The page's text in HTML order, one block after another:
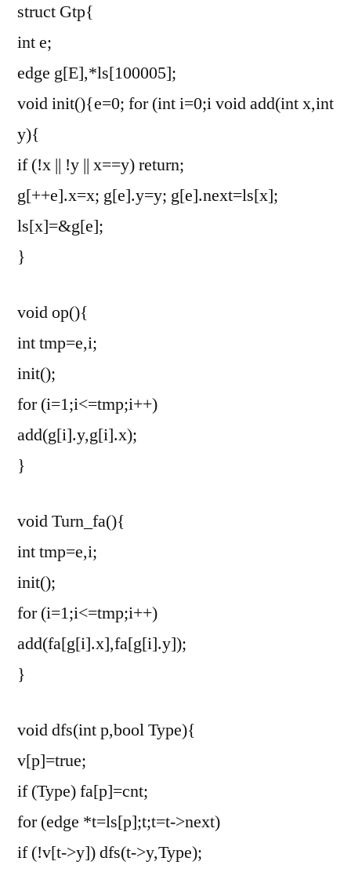
struct Gtp{
int e;
edge g[E],*ls[100005];
void init(){e=0; for (int i=0;ivoid add(int x,int
y){
if (!x || !y || x==y) return;
g[++e].x=x; g[e].y=y; g[e].next=ls[x];
ls[x]=&g[e];
}
void op(){
int tmp=e,i;
init();
for (i=1;i<=tmp;i++)
add(g[i].y,g[i].x);
}
void Turn_fa(){
int tmp=e,i;
init();
for (i=1;i<=tmp;i++)
add(fa[g[i].x],fa[g[i].y]);
}
void dfs(int p,bool Type){
v[p]=true;
if (Type) fa[p]=cnt;
for (edge *t=ls[p];t;t=t->next)
if (!v[t->y]) dfs(t->y,Type);